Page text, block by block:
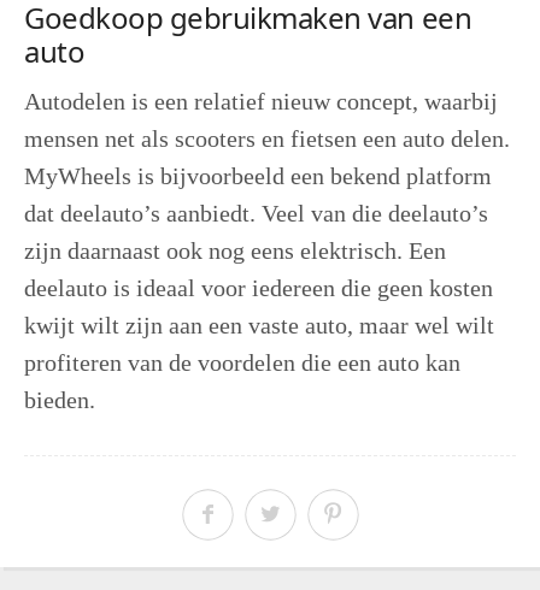
Goedkoop gebruikmaken van een
auto
Autodelen is een relatief nieuw concept, waarbij
mensen net als scooters en fietsen een auto delen.
MyWheels is bijvoorbeeld een bekend platform
dat deelauto’s aanbiedt. Veel van die deelauto’s
zijn daarnaast ook nog eens elektrisch. Een
deelauto is ideaal voor iedereen die geen kosten
kwijt wilt zijn aan een vaste auto, maar wel wilt
profiteren van de voordelen die een auto kan
bieden.